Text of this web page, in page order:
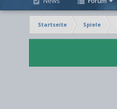
Startseite Spiele